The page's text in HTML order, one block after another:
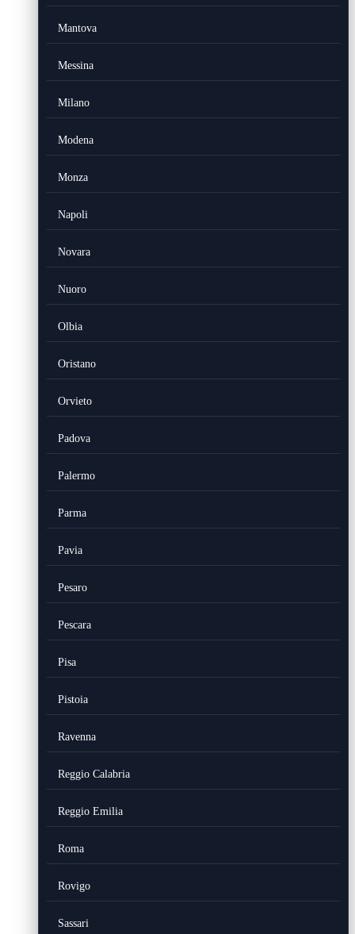
Mantova
Messina
Milano
Modena
Monza
Napoli
Novara
Nuoro
Olbia
Oristano
Orvieto
Padova
Palermo
Parma
Pavia
Pesaro
Pescara
Pisa
Pistoia
Ravenna
Reggio Calabria
Reggio Emilia
Roma
Rovigo
Sassari